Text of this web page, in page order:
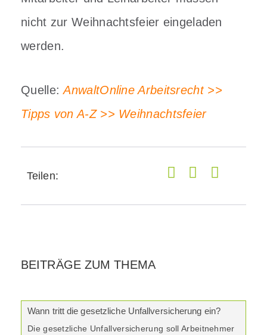
nicht zur Weihnachtsfeier eingeladen
werden.
Quelle:AnwaltOnline Arbeitsrecht >>
Tipps von A-Z >> Weihnachtsfeier
Teilen:
BEITRÄGE ZUM THEMA
Wann tritt die gesetzliche Unfallversicherung ein?
Die gesetzliche Unfallversicherung soll Arbeitnehmer